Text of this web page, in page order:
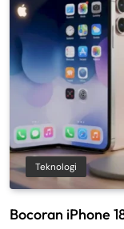
Teknologi
Bocoran iPhone